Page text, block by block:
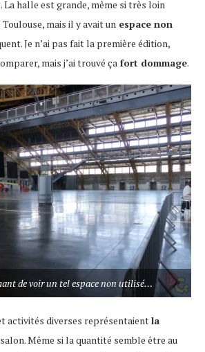
La halle est grande, même si très loin
mais il y avait un espace non
Je n’ai pas fait la première édition,
mais j’ai trouvé ça fort dommage.
de voir un tel espace non utilisé…
activités diverses représentaientla
Même si la quantité semble être au